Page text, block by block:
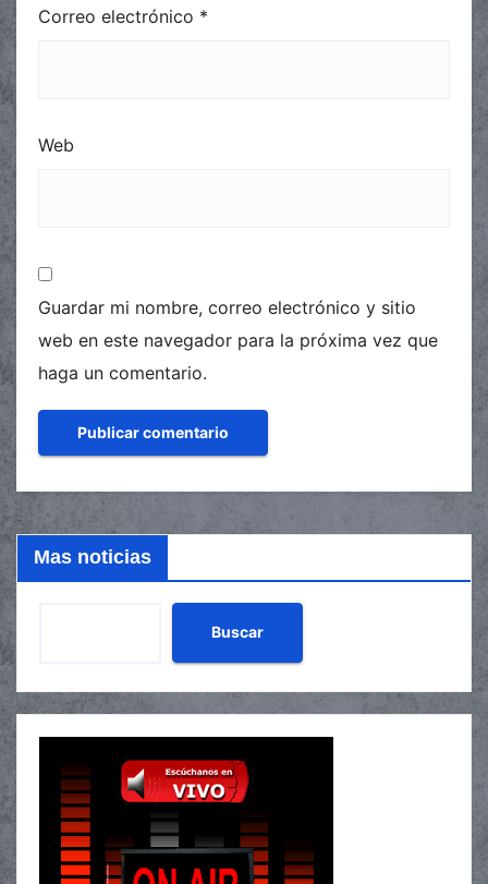
Correo electrónico *
Web
Guardar mi nombre, correo electrónico y sitio
web en este navegador para la próxima vez que
haga un comentario.
Mas noticias
Buscar